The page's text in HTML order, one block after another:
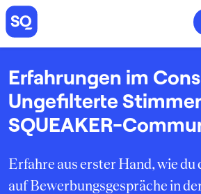
Erfahrungen im
Ungefilterte
SQUEAKER-
Erfahre aus erster Hand, wie du
auf Bewerbungsgespräche in